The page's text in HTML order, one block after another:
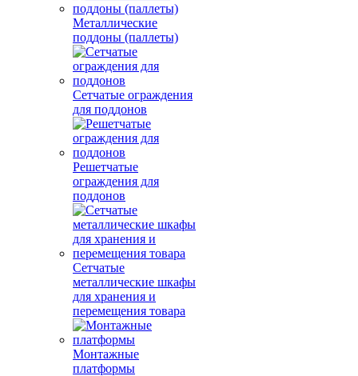
Металлические
поддоны (паллеты)
Сетчатые ограждения
для поддонов
Решетчатые
ограждения для
поддонов
Сетчатые
металлические шкафы
для хранения и
перемещения товара
Монтажные
платформы